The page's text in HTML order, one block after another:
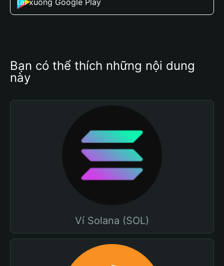
Tải xuống Google Play
Bạn có thể thích những nội dung
này
Ví Solana (SOL)